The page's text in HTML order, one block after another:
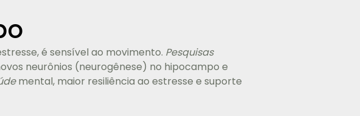
é sensível ao movimento. Pesquisas
neurônios (neurogênese) no hipocampo e
mental, maior resiliência ao estresse e suporte